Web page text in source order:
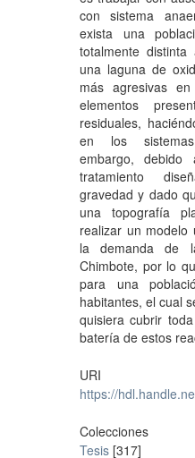
con sistema
exista una
totalmente
una laguna de
más agresivas
elementos
residuales,
en los
embargo,
tratamiento
gravedad y dado
una topografía
realizar un modelo
la demanda de
Chimbote, por lo
para una
habitantes, el cual
quisiera cubrir
batería de estos
URI
https://
Colecciones
Tesis [317]